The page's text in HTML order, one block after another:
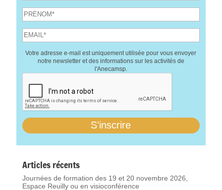
Votre adresse e-mail est uniquement utilisée pour vous envoyer
notre newsletter et des informations sur les activités de
l'Anecamsp.
Articles récents
Journées de formation des 19 et 20 novembre 2026,
Espace Reuilly ou en visioconférence